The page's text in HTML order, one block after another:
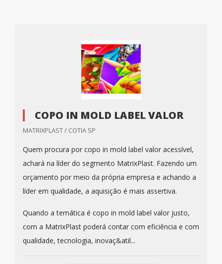
COPO IN MOLD LABEL VALOR
MATRIXPLAST / COTIA SP
Quem procura por copo in mold label valor acessível,
achará na líder do segmento MatrixPlast. Fazendo um
orçamento por meio da própria empresa e achando a
líder em qualidade, a aquisição é mais assertiva.
Quando a temática é copo in mold label valor justo,
com a MatrixPlast poderá contar com eficiência e com
qualidade, tecnologia, inovaç&atil...